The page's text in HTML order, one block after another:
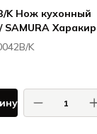
K Нож кухонный
накири 174
стойкая сталь,
K